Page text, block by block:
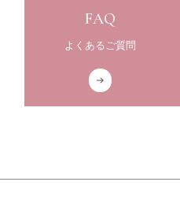
FAQ
よくあるご質問